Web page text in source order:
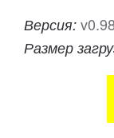
Версия:
Размер